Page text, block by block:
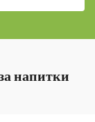
напитки